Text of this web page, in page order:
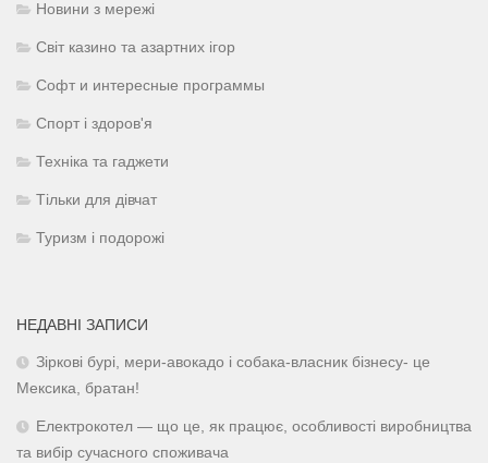
Новини з мережі
Світ казино та азартних ігор
Софт и интересные программы
Спорт і здоров'я
Техніка та гаджети
Тільки для дівчат
Туризм і подорожі
НЕДАВНІ ЗАПИСИ
Зіркові бурі, мери-авокадо і собака-власник бізнесу- це
Мексика, братан!
Електрокотел — що це, як працює, особливості виробництва
та вибір сучасного споживача